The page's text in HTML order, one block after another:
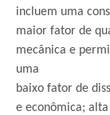
incluem uma
maior fator de
mecânica e
uma
baixo fator de
e econômica;